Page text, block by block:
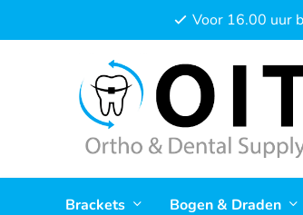
Voor 16.00 uur
Brackets Bogen & Draden